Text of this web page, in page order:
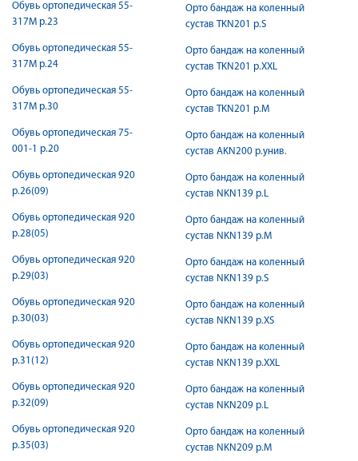
Обувь ортопедическая 55-
317М р.23
Обувь ортопедическая 55-
317М р.24
Обувь ортопедическая 55-
317М р.30
Обувь ортопедическая 75-
001-1 р.20
Обувь ортопедическая 920
р.26(09)
Обувь ортопедическая 920
р.28(05)
Обувь ортопедическая 920
р.29(03)
Обувь ортопедическая 920
р.30(03)
Обувь ортопедическая 920
р.31(12)
Обувь ортопедическая 920
р.32(09)
Обувь ортопедическая 920
р.35(03)
Орто бандаж на коленный
сустав TKN201 р.S
Орто бандаж на коленный
сустав TKN201 р.XXL
Орто бандаж на коленный
сустав TKN201 р.М
Орто бандаж на коленный
сустав AKN200 р.унив.
Орто бандаж на коленный
сустав NKN139 р.L
Орто бандаж на коленный
сустав NKN139 р.M
Орто бандаж на коленный
сустав NKN139 р.S
Орто бандаж на коленный
сустав NKN139 р.XS
Орто бандаж на коленный
сустав NKN139 р.XXL
Орто бандаж на коленный
сустав NKN209 р.L
Орто бандаж на коленный
сустав NKN209 р.M